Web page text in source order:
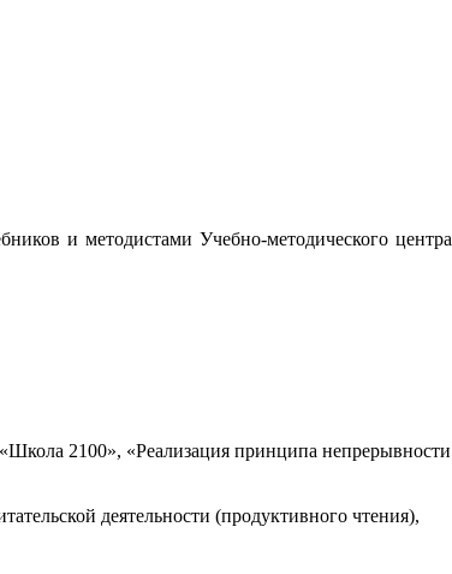
и методистами Учебно-методического центра
2100», «Реализация принципа непрерывности
деятельности (продуктивного чтения),